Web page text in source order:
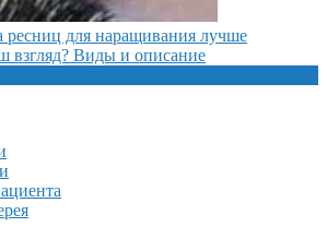
ресниц для наращивания лучше
взгляд? Виды и описание